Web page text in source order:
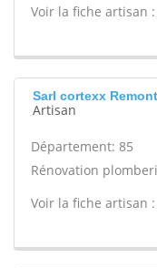
Voir la fiche artisan :
Sarl cortexx
Artisan
Département: 85
Rénovation
Voir la fiche artisan :